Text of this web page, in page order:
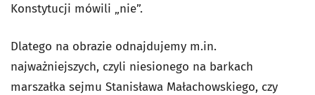
Konstytucji mówili „nie”.
Dlatego na obrazie odnajdujemy m.in.
najważniejszych, czyli niesionego na barkach
marszałka sejmu Stanisława Małachowskiego, czy